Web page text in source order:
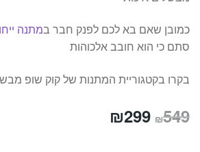
כמובן שאם בא לכם לפנק חבר במתנה
סתם כי הוא חובב אלכוהות
בקרו בקטגוריית המתנות של קוק שופ
₪549 המחיר
₪299